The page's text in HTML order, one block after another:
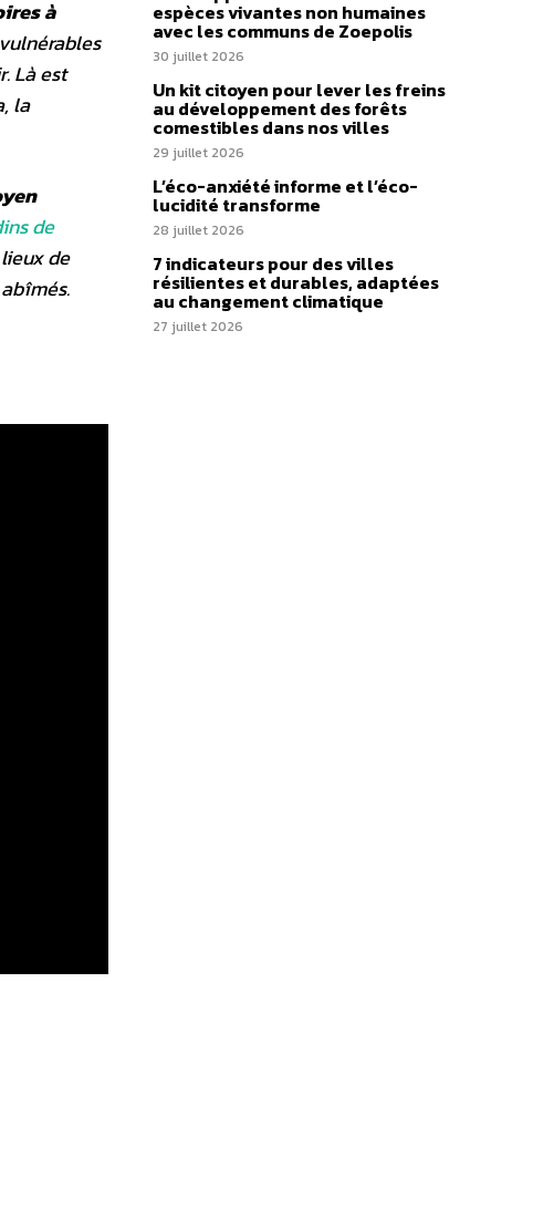
à
Là est
la
de
de
espèces vivantes non humaines
avec les communs de Zoepolis
30 juillet 2026
Un kit citoyen pour lever les freins
au développement des forêts
comestibles dans nos villes
29 juillet 2026
L’éco-anxiété informe et l’éco-
lucidité transforme
28 juillet 2026
7 indicateurs pour des villes
résilientes et durables, adaptées
au changement climatique
27 juillet 2026